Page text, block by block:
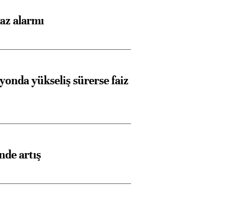
alarmı
yükseliş sürerse faiz
artış